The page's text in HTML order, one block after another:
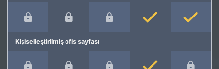
Kişiselleştirilmiş ofis sayfası